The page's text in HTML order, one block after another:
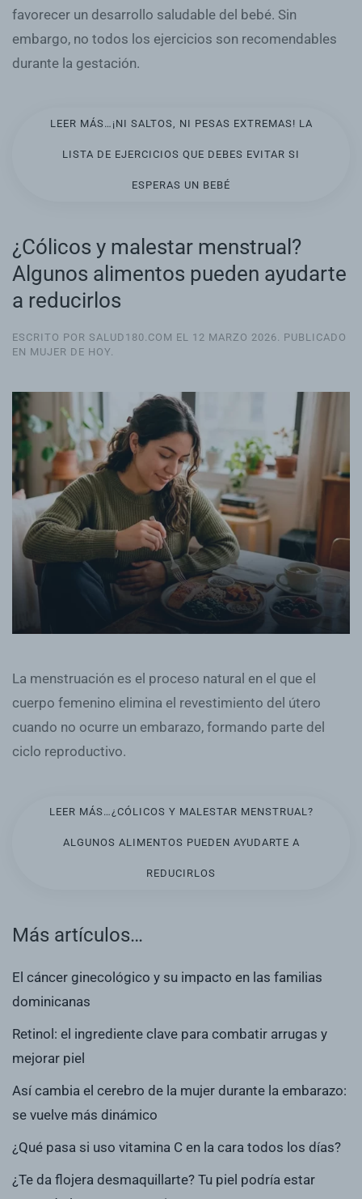
favorecer un desarrollo saludable del bebé. Sin
embargo, no todos los ejercicios son recomendables
durante la gestación.
LEER MÁS…¡NI SALTOS, NI PESAS EXTREMAS! LA
LISTA DE EJERCICIOS QUE DEBES EVITAR SI
ESPERAS UN BEBÉ
¿Cólicos y malestar menstrual?
Algunos alimentos pueden ayudarte
a reducirlos
ESCRITO POR SALUD180.COM EL 12 MARZO 2026. PUBLICADO
EN MUJER DE HOY.
La menstruación es el proceso natural en el que el
cuerpo femenino elimina el revestimiento del útero
cuando no ocurre un embarazo, formando parte del
ciclo reproductivo.
LEER MÁS…¿CÓLICOS Y MALESTAR MENSTRUAL?
ALGUNOS ALIMENTOS PUEDEN AYUDARTE A
REDUCIRLOS
Más artículos…
El cáncer ginecológico y su impacto en las familias
dominicanas
Retinol: el ingrediente clave para combatir arrugas y
mejorar piel
Así cambia el cerebro de la mujer durante la embarazo:
se vuelve más dinámico
¿Qué pasa si uso vitamina C en la cara todos los días?
¿Te da flojera desmaquillarte? Tu piel podría estar